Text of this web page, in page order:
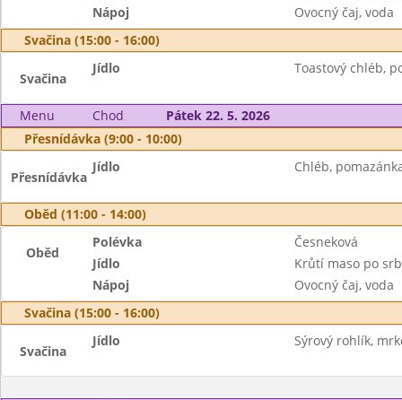
Nápoj
Ovocný čaj, voda
Svačina (15:00 - 16:00)
Svačina
Jídlo Toastový chléb,
Menu Chod
Pátek 22. 5. 2026
Přesnídávka (9:00 - 10:00)
Přesnídávka
Jídlo Chléb,
Oběd (11:00 - 14:00)
Oběd
Polévka
Česneková
Jídlo
Krůtí maso po
Nápoj
Ovocný čaj, voda
Svačina (15:00 - 16:00)
Svačina
Jídlo Sýrový rohlík,